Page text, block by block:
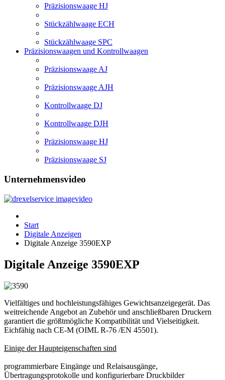
Präzisionswaage HJ
Stückzählwaage ECH
Stückzählwaage SPC
Präzisionswaagen und Kontrollwaagen
Präzisionswaage AJ
Präzisionswaage AJH
Kontrollwaage DJ
Kontrollwaage DJH
Präzisionswaage HJ
Präzisionswaage SJ
Unternehmensvideo
Start
Digitale Anzeigen
Digitale Anzeige 3590EXP
Digitale Anzeige 3590EXP
Vielfältiges und hochleistungsfähiges Gewichtsanzeigegerät. Das
weitreichende Angebot an Zubehör und anschließbaren Druckern
garantiert die größtmögliche Kompatibilität und Vielseitigkeit.
Eichfähig nach CE-M (OIML R-76 /EN 45501).
Einige der Haupteigenschaften sind
programmierbare Eingänge und Relaisausgänge,
Übertragungsprotokolle und konfigurierbare Druckbilder